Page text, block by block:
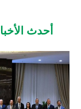
الأخبار